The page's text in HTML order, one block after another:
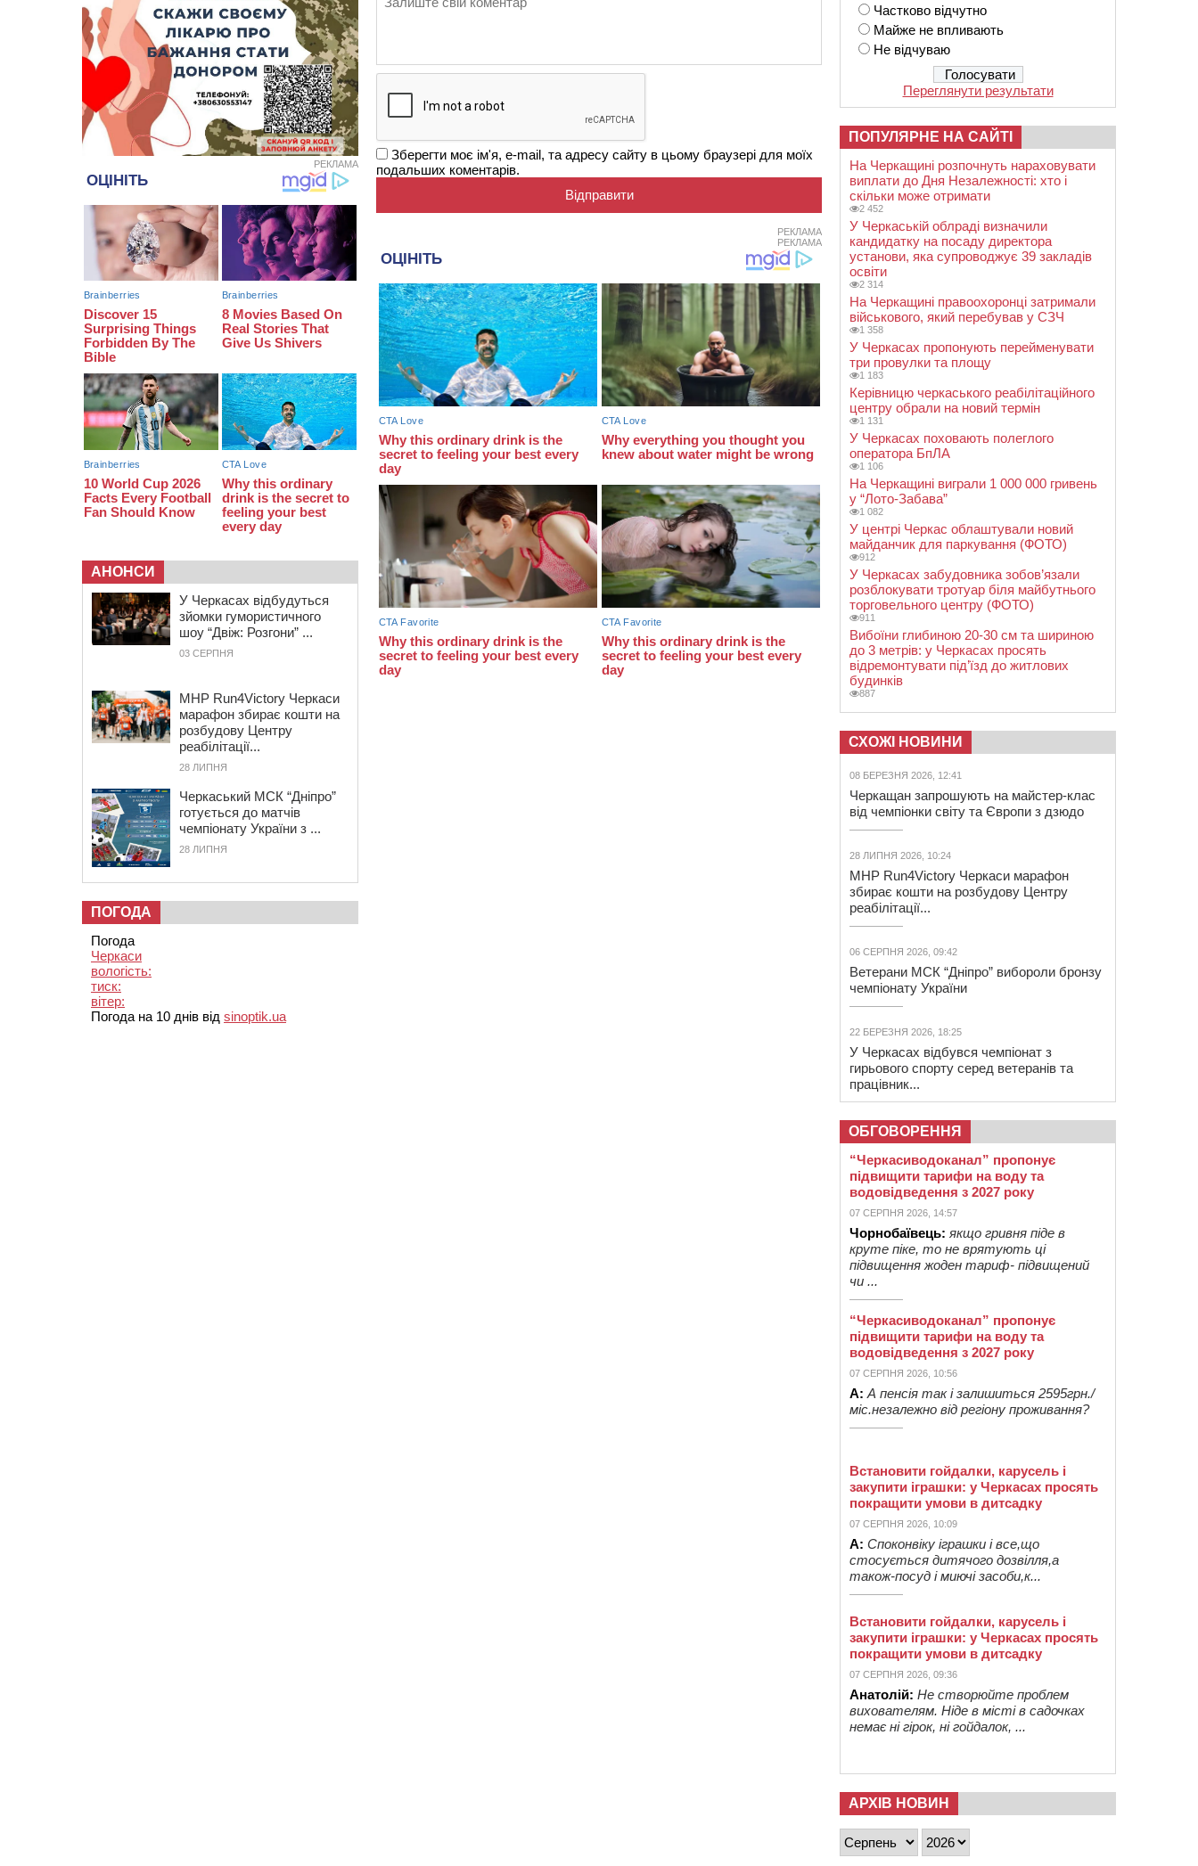
Зберегти моє ім'я, e-mail, та адресу сайту в цьому браузері для моїх
подальших коментарів.
РЕКЛАМА
РЕКЛАМА
10:15
У Черкасах водій Audi Q5
спричинив аварію, не пропустивши
інший кросовер
09:42
“Черкасиводоканал” пропонує
підвищити тарифи на воду та
водовідведення з 2027 року
09:08
Встановити гойдалки, карусель і
закупити іграшки: у Черкасах
дитсадку
08:22 “На щиті” у Чорнобаївську
громаду повертається полеглий
біля Кліщіївки воїн
07:30 Понад 968 мільйонів гривень
Черкащині
06 СЕРПНЯ 2026, ЧЕТВЕР
21:13
Вісім медалей, з яких чотири
тріумфували на чемпіонаті України
РЕКЛАМА
АНОНСИ
У Черкасах відбудуться
зйомки гумористичного
шоу “Двіж: Розгони” ...
03 СЕРПНЯ
MHP Run4Victory Черкаси
марафон збирає кошти на
розбудову Центру
реабілітації...
28 ЛИПНЯ
Черкаський МСК “Дніпро”
готується до матчів
чемпіонату України з ...
28 ЛИПНЯ
ПОГОДА
Погода
Черкаси
вологість:
тиск:
вітер:
Погода на 10 днів від sinoptik.ua
Частково відчутно
Майже не впливають
Не відчуваю
Переглянути результати
ПОПУЛЯРНЕ НА САЙТІ
На Черкащині розпочнуть нараховувати
виплати до Дня Незалежності: хто і
скільки може отримати
2 452
У Черкаській облраді визначили
кандидатку на посаду директора
установи, яка супроводжує 39 закладів
освіти
2 314
На Черкащині правоохоронці затримали
військового, який перебував у СЗЧ
1 358
У Черкасах пропонують перейменувати
три провулки та площу
1 183
Керівницю черкаського реабілітаційного
центру обрали на новий термін
1 131
У Черкасах поховають полеглого
оператора БпЛА
1 106
На Черкащині виграли 1 000 000 гривень
у “Лото-Забава”
1 082
У центрі Черкас облаштували новий
майданчик для паркування (ФОТО)
912
У Черкасах забудовника зобов’язали
розблокувати тротуар біля майбутнього
торговельного центру (ФОТО)
911
Вибоїни глибиною 20-30 см та шириною
до 3 метрів: у Черкасах просять
відремонтувати під’їзд до житлових
будинків
887
СХОЖІ НОВИНИ
08 БЕРЕЗНЯ 2026, 12:41
Черкащан запрошують на майстер-клас
від чемпіонки світу та Європи з дзюдо
28 ЛИПНЯ 2026, 10:24
MHP Run4Victory Черкаси марафон
збирає кошти на розбудову Центру
реабілітації...
06 СЕРПНЯ 2026, 09:42
Ветерани МСК “Дніпро” вибороли бронзу
чемпіонату України
22 БЕРЕЗНЯ 2026, 18:25
У Черкасах відбувся чемпіонат з
гирьового спорту серед ветеранів та
працівник...
ОБГОВОРЕННЯ
“Черкасиводоканал” пропонує
підвищити тарифи на воду та
водовідведення з 2027 року
07 СЕРПНЯ 2026, 14:57
Чорнобаївець: якщо гривня піде в
круте піке, то не врятують ці
підвищення жоден тариф- підвищений
чи ...
“Черкасиводоканал” пропонує
підвищити тарифи на воду та
водовідведення з 2027 року
07 СЕРПНЯ 2026, 10:56
А: А пенсія так і залишиться 2595грн./
міс.незалежно від регіону проживання?
Встановити гойдалки, карусель і
закупити іграшки: у Черкасах просять
покращити умови в дитсадку
07 СЕРПНЯ 2026, 10:09
А: Споконвіку іграшки і все,що
стосується дитячого дозвілля,а
також-посуд і миючі засоби,к...
Встановити гойдалки, карусель і
закупити іграшки: у Черкасах просять
покращити умови в дитсадку
07 СЕРПНЯ 2026, 09:36
Анатолій: Не створюйте проблем
вихователям. Ніде в місті в садочках
немає ні гірок, ні гойдалок, ...
АРХІВ НОВИН